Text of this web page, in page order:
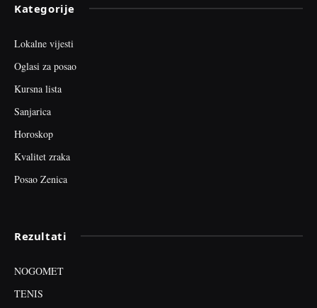
Kategorije
Lokalne vijesti
Oglasi za posao
Kursna lista
Sanjarica
Horoskop
Kvalitet zraka
Posao Zenica
Rezultati
NOGOMET
TENIS